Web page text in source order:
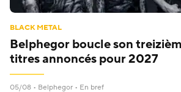
BLACK METAL
Belphegor boucle son
titres annoncés pour 2027
05/08 • Belphegor • En bref